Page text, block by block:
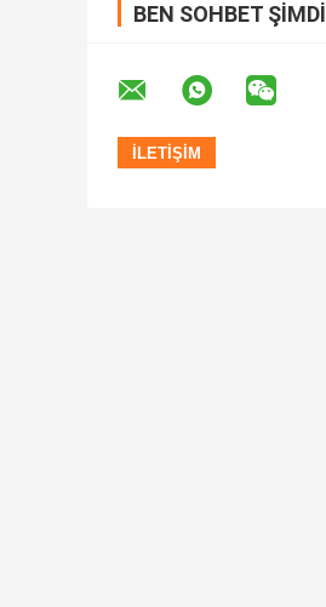
BEN SOHBET ŞIMDI